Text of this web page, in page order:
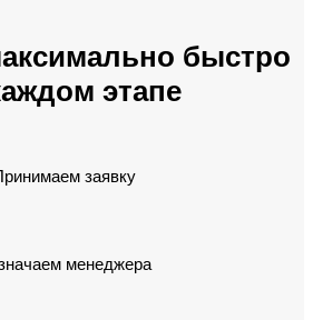
быстро
этапе
заявку
менеджера